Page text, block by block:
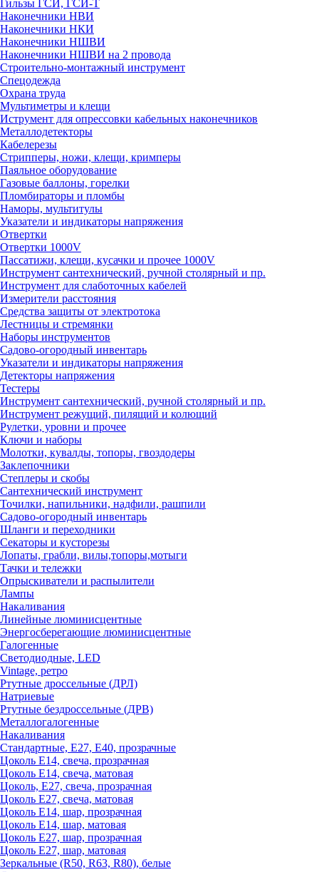
Гильзы ГСИ, ГСИ-Т
Наконечники НВИ
Наконечники НКИ
Наконечники НШВИ
Наконечники НШВИ на 2 провода
Строительно-монтажный инструмент
Спецодежда
Охрана труда
Мультиметры и клещи
Иструмент для опрессовки кабельных наконечников
Металлодетекторы
Кабелерезы
Стрипперы, ножи, клещи, кримперы
Паяльное оборудование
Газовые баллоны, горелки
Пломбираторы и пломбы
Наморы, мультитулы
Указатели и индикаторы напряжения
Отвертки
Отвертки 1000V
Пассатижи, клещи, кусачки и прочее 1000V
Инструмент сантехнический, ручной столярный и пр.
Инструмент для слаботочных кабелей
Измерители расстояния
Средства защиты от электротока
Лестницы и стремянки
Наборы инструментов
Садово-огородный инвентарь
Указатели и индикаторы напряжения
Детекторы напряжения
Тестеры
Инструмент сантехнический, ручной столярный и пр.
Инструмент режущий, пилящий и колющий
Рулетки, уровни и прочее
Ключи и наборы
Молотки, кувалды, топоры, гвоздодеры
Заклепочники
Степлеры и скобы
Сантехнический инструмент
Точилки, напильники, надфили, рашпили
Садово-огородный инвентарь
Шланги и переходники
Секаторы и кусторезы
Лопаты, грабли, вилы,топоры,мотыги
Тачки и тележки
Опрыскиватели и распылители
Лампы
Накаливания
Линейные люминисцентные
Энергосберегающие люминисцентные
Галогенные
Светодиодные, LED
Vintage, ретро
Ртутные дроссельные (ДРЛ)
Натриевые
Ртутные бездроссельные (ДРВ)
Металлогалогенные
Накаливания
Стандартные, Е27, Е40, прозрачные
Цоколь Е14, свеча, прозрачная
Цоколь Е14, свеча, матовая
Цоколь, Е27, свеча, прозрачная
Цоколь Е27, свеча, матовая
Цоколь Е14, шар, прозрачная
Цоколь Е14, шар, матовая
Цоколь Е27, шар, прозрачная
Цоколь Е27, шар, матовая
Зеркальные (R50, R63, R80), белые